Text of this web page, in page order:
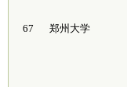
67 郑州大学